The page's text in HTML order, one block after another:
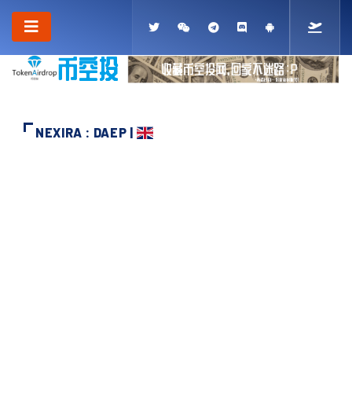
NEXIRA : DAEP |